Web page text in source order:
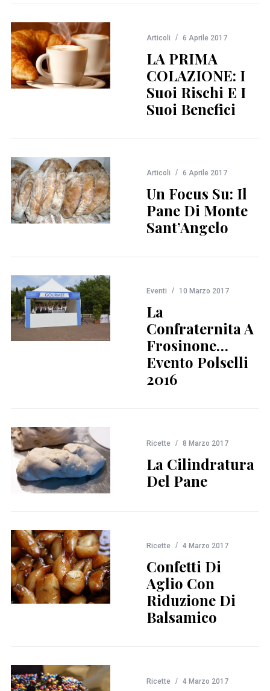
Articoli 6 Aprile 2017
LA PRIMA
COLAZIONE: I
Suoi Rischi E I
Suoi Benefici
Articoli 6 Aprile 2017
Un Focus Su: Il
Pane Di Monte
Sant’Angelo
Eventi 10 Marzo 2017
La
Confraternita A
Frosinone…
Evento Polselli
2016
Ricette 8 Marzo 2017
La Cilindratura
Del Pane
Ricette 4 Marzo 2017
Confetti Di
Aglio Con
Riduzione Di
Balsamico
Ricette 4 Marzo 2017